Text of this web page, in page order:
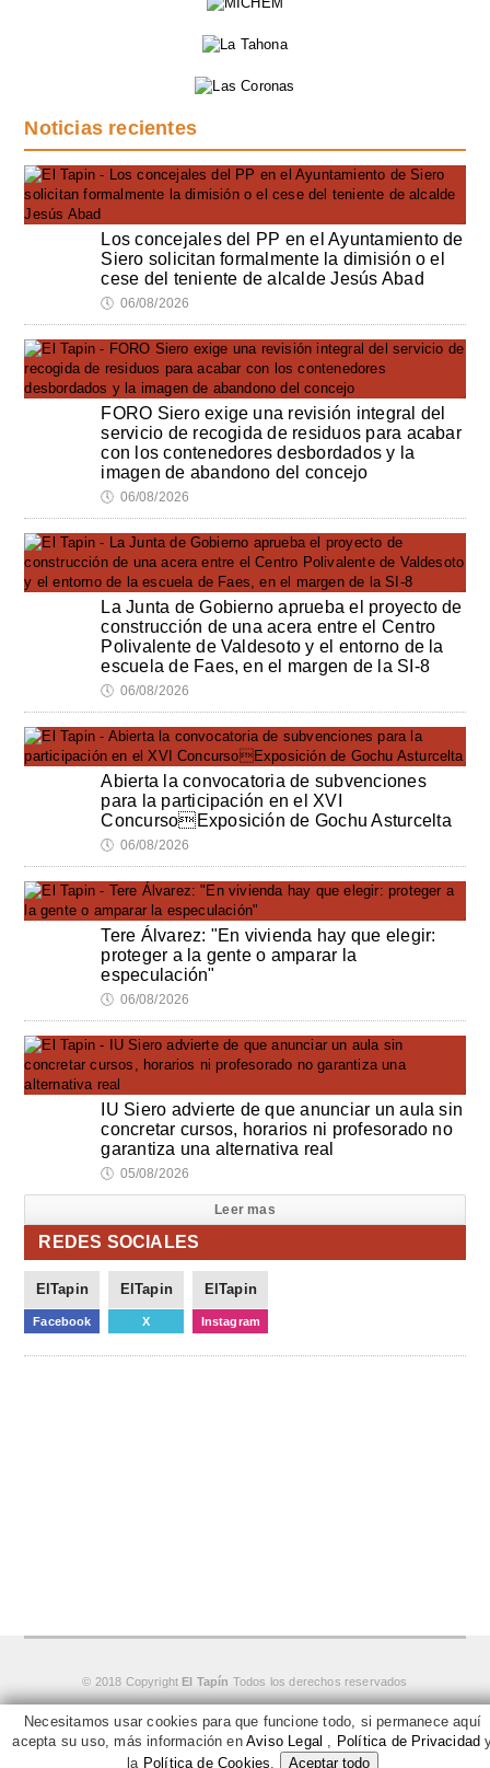
Noticias recientes
Los concejales del PP en el Ayuntamiento de
Siero solicitan formalmente la dimisión o el
cese del teniente de alcalde Jesús Abad
🕔 06/08/2026
FORO Siero exige una revisión integral del
servicio de recogida de residuos para acabar
con los contenedores desbordados y la
imagen de abandono del concejo
🕔 06/08/2026
La Junta de Gobierno aprueba el proyecto de
construcción de una acera entre el Centro
Polivalente de Valdesoto y el entorno de la
escuela de Faes, en el margen de la SI-8
🕔 06/08/2026
Abierta la convocatoria de subvenciones
para la participación en el XVI
ConcursoExposición de Gochu Asturcelta
🕔 06/08/2026
Tere Álvarez: "En vivienda hay que elegir:
proteger a la gente o amparar la
especulación"
🕔 06/08/2026
IU Siero advierte de que anunciar un aula sin
concretar cursos, horarios ni profesorado no
garantiza una alternativa real
🕔 05/08/2026
Leer mas
REDES SOCIALES
ElTapin
Facebook
ElTapin
X
ElTapin
Instagram
© 2018 CopyrightEl Tapín Todos los derechos reservados
Aviso Legal Política de Privacidad Política de Cookies
Necesitamos usar cookies para que funcione todo, si permanece aquí
acepta su uso, más información enAviso Legal , Política de Privacidad
la Política de Cookies. Aceptar todo